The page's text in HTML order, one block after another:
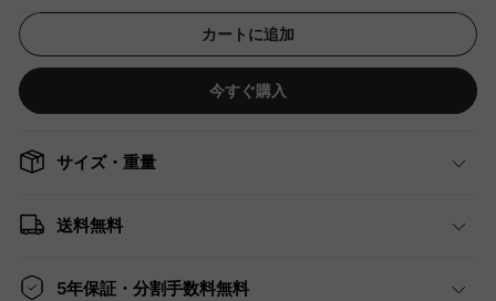
カートに追加
今すぐ購入
サイズ・重量
送料無料
5年保証・分割手数料無料